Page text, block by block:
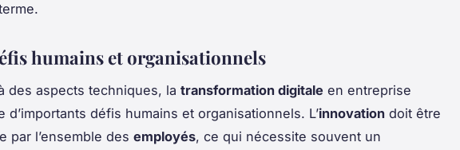
humains et organisationnels
des aspects techniques, la transformation digitale en entreprise
d’importants défis humains et organisationnels. L’innovation doit être
par l’ensemble des employés, ce qui nécessite souvent un